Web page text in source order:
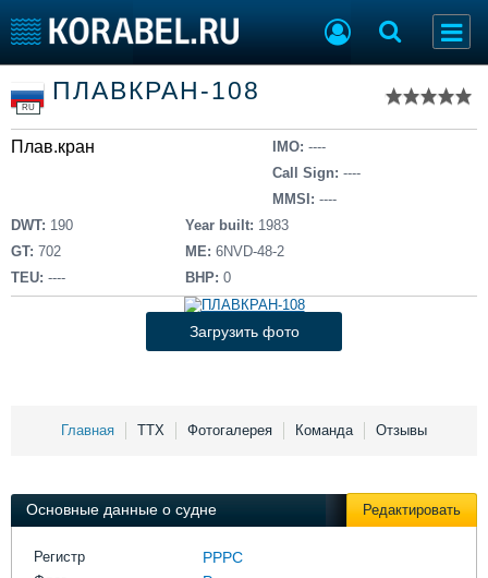
Тип судна
Добавить судно
Добавить проект
Последние 100
Пульс
Новости
Компании
Репутация
Торговая площадка
Доска объявлений
Продажа флота
Оборудование
Изделия
Материалы
Услуги
Выставки и семинары
Личности
Словарь
Галерея флота
Форум
RU
ПЛАВКРАН-108
Плав.кран IMO: ----
Call Sign: ----
MMSI: ----
DWT: 190
GT: 702
TEU: ----
Year built: 1983
ME: 6NVD-48-2
BHP: 0
Загрузить фото
Главная ТТХ Фотогалерея Команда Отзывы
Основные данные о судне Редактировать
Регистр РРРС